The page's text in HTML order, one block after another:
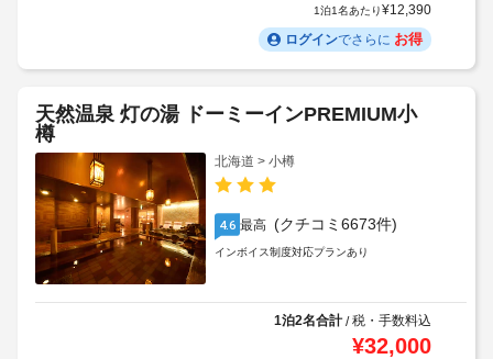
1泊1名あたり¥12,390
ログインでさらに お得
天然温泉 灯の湯 ドーミーインPREMIUM小
樽
北海道 > 小樽
4.6 最高 (クチコミ6673件)
インボイス制度対応プランあり
1泊2名合計/税・手数料込
¥32,000